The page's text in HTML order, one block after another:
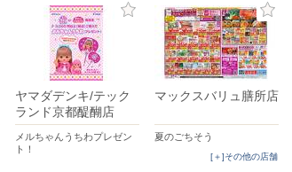
ヤマダデンキ/テック
ランド京都醍醐店
メルちゃんうちわプレゼン
ト！
マックスバリュ膳所店
夏のごちそう
[＋]その他の店舗